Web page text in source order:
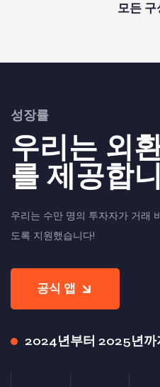
모든 구
성장률
우리는 외
를 제공합
우리는 수만 명의 투자자가 거래
도록 지원했습니다!
공식 앱
2024년부터 2025년까